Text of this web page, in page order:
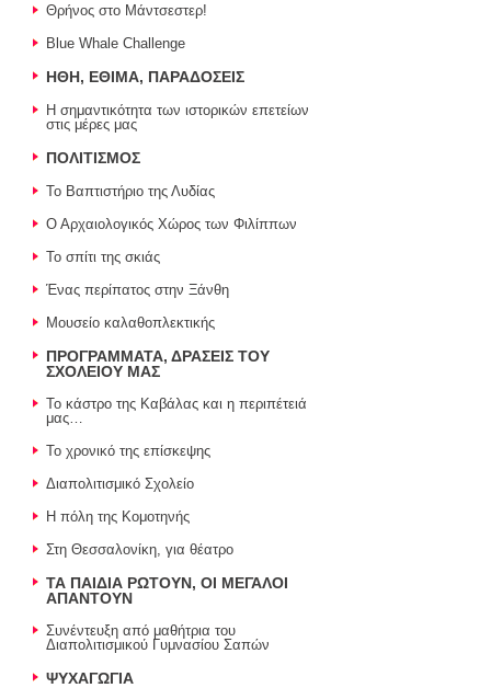
Θρήνος στο Μάντσεστερ!
Blue Whale Challenge
ΗΘΗ, ΕΘΙΜΑ, ΠΑΡΑΔΟΣΕΙΣ
H σημαντικότητα των ιστορικών επετείων
στις μέρες μας
ΠΟΛΙΤΙΣΜΟΣ
Το Βαπτιστήριο της Λυδίας
Ο Αρχαιολογικός Χώρος των Φιλίππων
Το σπίτι της σκιάς
Ένας περίπατος στην Ξάνθη
Μουσείο καλαθοπλεκτικής
ΠΡΟΓΡΑΜΜΑΤΑ, ΔΡΑΣΕΙΣ ΤΟΥ
ΣΧΟΛΕΙΟΥ ΜΑΣ
Το κάστρο της Καβάλας και η περιπέτειά
μας…
Το χρονικό της επίσκεψης
Διαπολιτισμικό Σχολείο
Η πόλη της Κομοτηνής
Στη Θεσσαλονίκη, για θέατρο
ΤΑ ΠΑΙΔΙΑ ΡΩΤΟΥΝ, ΟΙ ΜΕΓΑΛΟΙ
ΑΠΑΝΤΟΥΝ
Συνέντευξη από μαθήτρια του
Διαπολιτισμικού Γυμνασίου Σαπών
ΨΥΧΑΓΩΓΙΑ